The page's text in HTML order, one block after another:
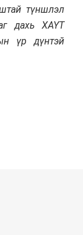
түншлэл
дахь ХАҮТ
үр дүнтэй